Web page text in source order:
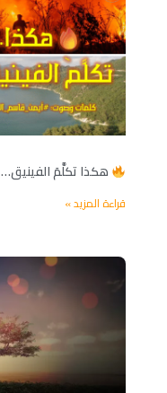
هكذا تكلَّمَ الفينيق…
قراءة المزيد »